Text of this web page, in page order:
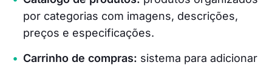
por categorias com imagens, descrições,
preços e especificações.
Carrinho de compras: sistema para adicionar